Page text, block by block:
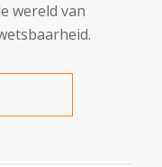
wereld van